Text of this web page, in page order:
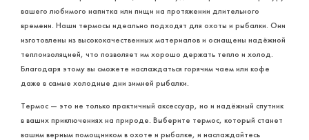
вашего любимого напитка или пищи на протяжении длительного
времени. Наши термосы идеально подходят для охоты и рыбалки. Они
изготовлены из высококачественных материалов и оснащены надёжной
теплоизоляцией, что позволяет им хорошо держать тепло и холод.
Благодаря этому вы сможете наслаждаться горячим чаем или кофе
даже в самые холодные дни зимней рыбалки.
Термос — это не только практичный аксессуар, но и надёжный спутник
в ваших приключениях на природе. Выберите термос, который станет
вашим верным помощником в охоте и рыбалке, и наслаждайтесь